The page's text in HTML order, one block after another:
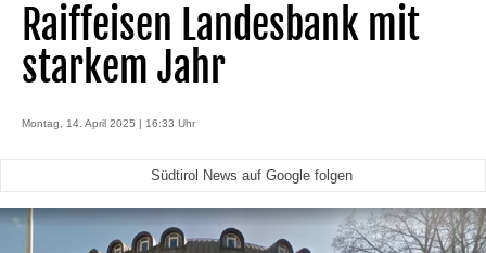
Raiffeisen Landesbank mit
starkem Jahr
Montag, 14. April 2025 | 16:33 Uhr
Südtirol News auf Google folgen